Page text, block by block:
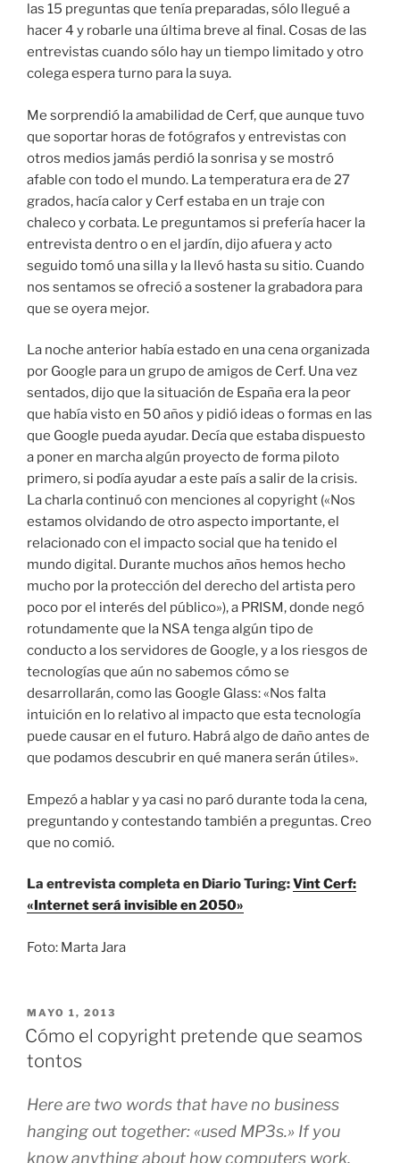
las 15 preguntas que tenía preparadas, sólo llegué a
hacer 4 y robarle una última breve al final. Cosas de las
entrevistas cuando sólo hay un tiempo limitado y otro
colega espera turno para la suya.
Me sorprendió la amabilidad de Cerf, que aunque tuvo
que soportar horas de fotógrafos y entrevistas con
otros medios jamás perdió la sonrisa y se mostró
afable con todo el mundo. La temperatura era de 27
grados, hacía calor y Cerf estaba en un traje con
chaleco y corbata. Le preguntamos si prefería hacer la
entrevista dentro o en el jardín, dijo afuera y acto
seguido tomó una silla y la llevó hasta su sitio. Cuando
nos sentamos se ofreció a sostener la grabadora para
que se oyera mejor.
La noche anterior había estado en una cena organizada
por Google para un grupo de amigos de Cerf. Una vez
sentados, dijo que la situación de España era la peor
que había visto en 50 años y pidió ideas o formas en las
que Google pueda ayudar. Decía que estaba dispuesto
a poner en marcha algún proyecto de forma piloto
primero, si podía ayudar a este país a salir de la crisis.
La charla continuó con menciones al copyright («Nos
estamos olvidando de otro aspecto importante, el
relacionado con el impacto social que ha tenido el
mundo digital. Durante muchos años hemos hecho
mucho por la protección del derecho del artista pero
poco por el interés del público»), a PRISM, donde negó
rotundamente que la NSA tenga algún tipo de
conducto a los servidores de Google, y a los riesgos de
tecnologías que aún no sabemos cómo se
desarrollarán, como las Google Glass: «Nos falta
intuición en lo relativo al impacto que esta tecnología
puede causar en el futuro. Habrá algo de daño antes de
que podamos descubrir en qué manera serán útiles».
Empezó a hablar y ya casi no paró durante toda la cena,
preguntando y contestando también a preguntas. Creo
que no comió.
La entrevista completa en Diario Turing:Vint Cerf:
«Internet será invisible en 2050»
Foto: Marta Jara
PUBLICADO
EL
MAYO 1, 2013
Cómo el copyright pretende que seamos
tontos
Here are two words that have no business
hanging out together: «used MP3s.» If you
know anything about how computers work,